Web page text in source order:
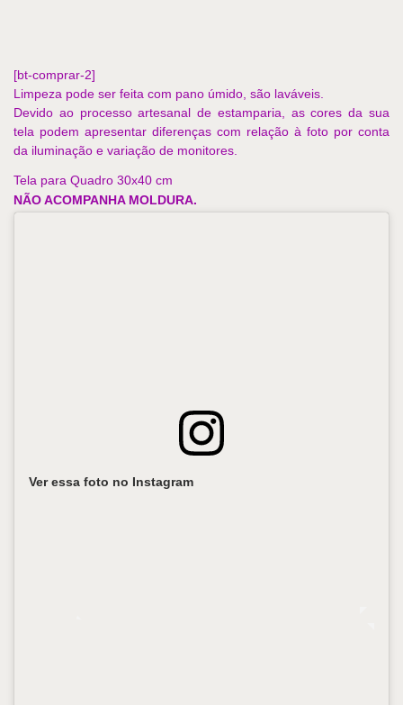
[bt-comprar-2]
Limpeza pode ser feita com pano úmido, são laváveis.
Devido ao processo artesanal de estamparia, as cores da sua
tela podem apresentar diferenças com relação à foto por conta
da iluminação e variação de monitores.
Tela para Quadro 30x40 cm
NÃO ACOMPANHA MOLDURA.
Ver essa foto no Instagram